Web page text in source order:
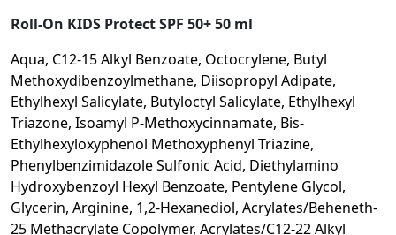
Roll-On KIDS Protect SPF 50+ 50 ml
Aqua, C12-15 Alkyl Benzoate, Octocrylene, Butyl
Methoxydibenzoylmethane, Diisopropyl Adipate,
Ethylhexyl Salicylate, Butyloctyl Salicylate, Ethylhexyl
Triazone, Isoamyl P-Methoxycinnamate, Bis-
Ethylhexyloxyphenol Methoxyphenyl Triazine,
Phenylbenzimidazole Sulfonic Acid, Diethylamino
Hydroxybenzoyl Hexyl Benzoate, Pentylene Glycol,
Glycerin, Arginine, 1,2-Hexanediol, Acrylates/Beheneth-
25 Methacrylate Copolymer, Acrylates/C12-22 Alkyl